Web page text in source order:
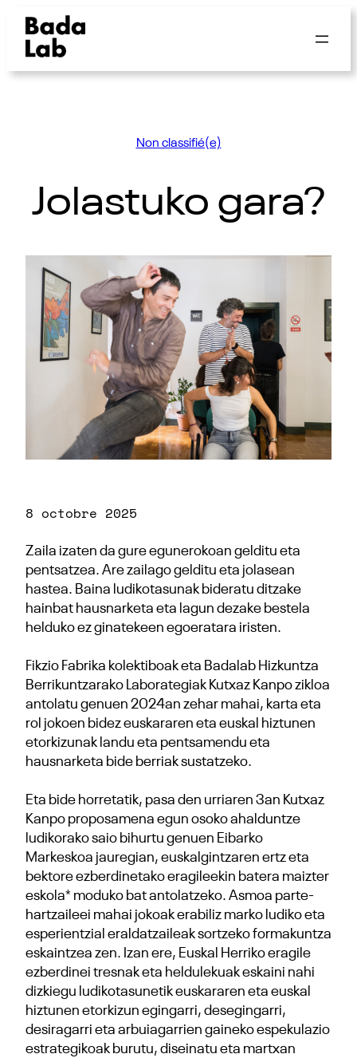
Non classifié(e)
Jolastuko gara?
8 octobre 2025
Zaila izaten da gure egunerokoan gelditu eta
pentsatzea. Are zailago gelditu eta jolasean
hastea. Baina ludikotasunak bideratu ditzake
hainbat hausnarketa eta lagun dezake bestela
helduko ez ginatekeen egoeratara iristen.
Fikzio Fabrika kolektiboak eta Badalab Hizkuntza
Berrikuntzarako Laborategiak Kutxaz Kanpo zikloa
antolatu genuen 2024an zehar mahai, karta eta
rol jokoen bidez euskararen eta euskal hiztunen
etorkizunak landu eta pentsamendu eta
hausnarketa bide berriak sustatzeko.
Eta bide horretatik, pasa den urriaren 3an Kutxaz
Kanpo proposamena egun osoko ahalduntze
ludikorako saio bihurtu genuen Eibarko
Markeskoa jauregian, euskalgintzaren ertz eta
bektore ezberdinetako eragileekin batera maizter
eskola* moduko bat antolatzeko. Asmoa parte-
hartzaileei mahai jokoak erabiliz marko ludiko eta
esperientzial eraldatzaileak sortzeko formakuntza
eskaintzea zen. Izan ere, Euskal Herriko eragile
ezberdinei tresnak eta heldulekuak eskaini nahi
dizkiegu ludikotasunetik euskararen eta euskal
hiztunen etorkizun egingarri, desegingarri,
desiragarri eta arbuiagarrien gaineko espekulazio
estrategikoak burutu, diseinatu eta martxan